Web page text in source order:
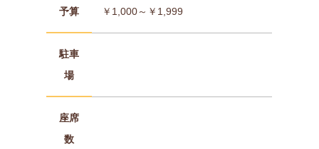
予算 ￥1,000～￥1,999
駐車
場
座席
数